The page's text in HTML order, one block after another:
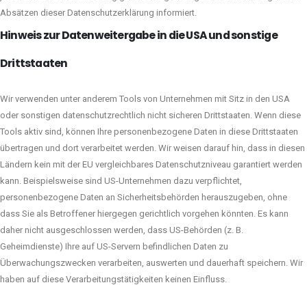
Absätzen dieser Datenschutzerklärung informiert.
Hinweis zur Datenweitergabe in die USA und sonstige
Drittstaaten
Wir verwenden unter anderem Tools von Unternehmen mit Sitz in den USA
oder sonstigen datenschutzrechtlich nicht sicheren Drittstaaten. Wenn diese
Tools aktiv sind, können Ihre personenbezogene Daten in diese Drittstaaten
übertragen und dort verarbeitet werden. Wir weisen darauf hin, dass in diesen
Ländern kein mit der EU vergleichbares Datenschutzniveau garantiert werden
kann. Beispielsweise sind US-Unternehmen dazu verpflichtet,
personenbezogene Daten an Sicherheitsbehörden herauszugeben, ohne
dass Sie als Betroffener hiergegen gerichtlich vorgehen könnten. Es kann
daher nicht ausgeschlossen werden, dass US-Behörden (z. B.
Geheimdienste) Ihre auf US-Servern befindlichen Daten zu
Überwachungszwecken verarbeiten, auswerten und dauerhaft speichern. Wir
haben auf diese Verarbeitungstätigkeiten keinen Einfluss.